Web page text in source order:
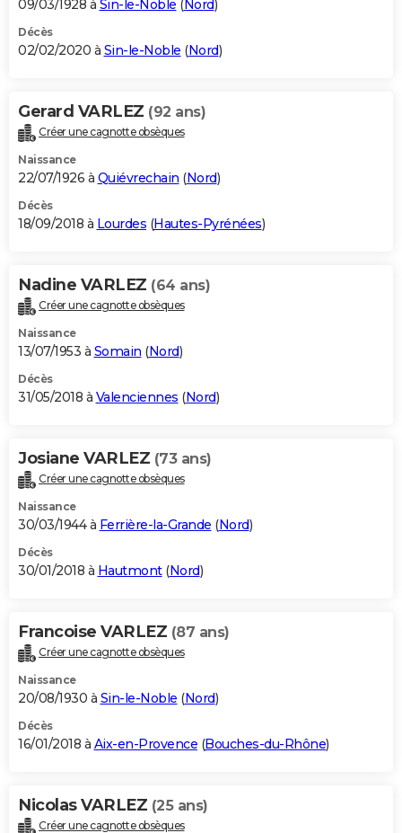
09/03/1928 à Sin-le-Noble ( Nord)
Décès
02/02/2020 à Sin-le-Noble (Nord)
Gerard VARLEZ (92 ans)
Créer une cagnotte obsèques
Naissance
22/07/1926 à Quiévrechain (Nord)
Décès
18/09/2018 à Lourdes (Hautes-Pyrénées)
Nadine VARLEZ (64 ans)
Créer une cagnotte obsèques
Naissance
13/07/1953 à Somain (Nord)
Décès
31/05/2018 à Valenciennes (Nord)
Josiane VARLEZ (73 ans)
Créer une cagnotte obsèques
Naissance
30/03/1944 à Ferrière-la-Grande (Nord)
Décès
30/01/2018 à Hautmont(Nord)
Francoise VARLEZ (87 ans)
Créer une cagnotte obsèques
Naissance
20/08/1930 à Sin-le-Noble (Nord)
Décès
16/01/2018 à Aix-en-Provence (Bouches-du-Rhône)
Nicolas VARLEZ (25 ans)
Créer une cagnotte obsèques